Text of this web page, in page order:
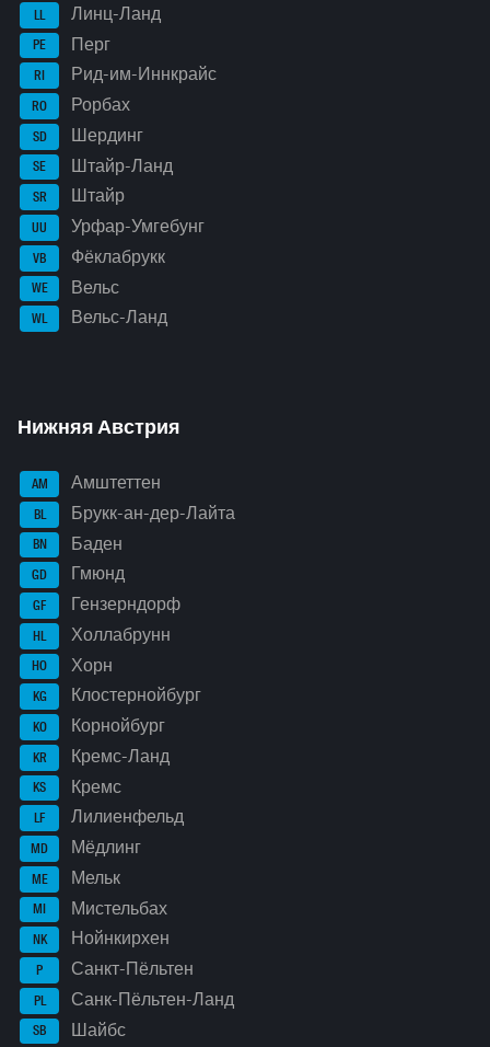
LL Линц-Ланд
PE Перг
RI Рид-им-Иннкрайс
RO Рорбах
SD Шердинг
SE Штайр-Ланд
SR Штайр
UU Урфар-Умгебунг
VB Фёклабрукк
WE Вельс
WL Вельс-Ланд
Нижняя Австрия
AM Амштеттен
BL Брукк-ан-дер-Лайта
BN Баден
GD Гмюнд
GF Гензерндорф
HL Холлабрунн
HO Хорн
KG Клостернойбург
KO Корнойбург
KR Кремс-Ланд
KS Кремс
LF Лилиенфельд
MD Мёдлинг
ME Мельк
MI Мистельбах
NK Нойнкирхен
P Санкт-Пёльтен
PL Санк-Пёльтен-Ланд
SB Шайбс